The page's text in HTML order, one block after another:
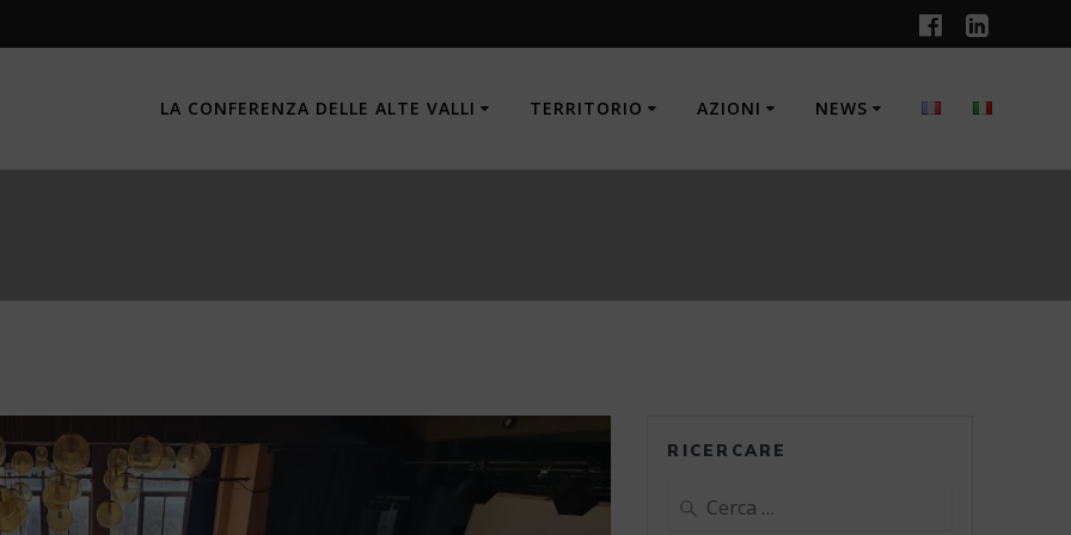
LA CONFERENZA DELLE ALTE VALLI TERRITORIO AZIONI NEWS
RICERCARE
Ricerca
per: